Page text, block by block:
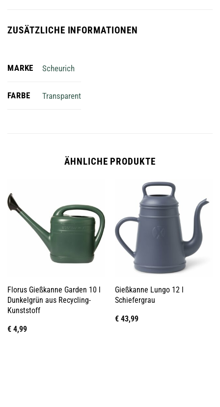
ZUSÄTZLICHE INFORMATIONEN
MARKE Scheurich
FARBE Transparent
ÄHNLICHE PRODUKTE
Florus Gießkanne Garden 10 l
Dunkelgrün aus Recycling-
Kunststoff
€4,99
Gießkanne Lungo 12 l
Schiefergrau
€43,99